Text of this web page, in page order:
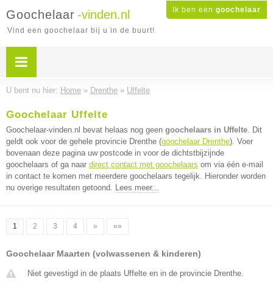
Ik ben een goochelaar
Goochelaar -vinden.nl
Vind een goochelaar bij u in de buurt!
U bent nu hier: Home » Drenthe » Uffelte
Goochelaar Uffelte
Goochelaar-vinden.nl bevat helaas nog geen goochelaars in Uffelte. Dit
geldt ook voor de gehele provincie Drenthe (goochelaar Drenthe). Voer
bovenaan deze pagina uw postcode in voor de dichtstbijzijnde
goochelaars of ga naar direct contact met goochelaars om via één e-mail
in contact te komen met meerdere goochelaars tegelijk. Hieronder worden
nu overige resultaten getoond. Lees meer...
1 2 3 4 » »»
Goochelaar Maarten (volwassenen & kinderen)
Niet gevestigd in de plaats Uffelte en in de provincie Drenthe.